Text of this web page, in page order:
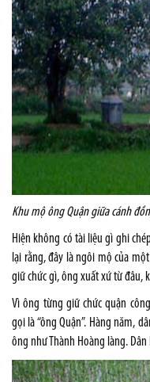
Khu mộ ông Quận giữa cánh
Hiện không có tài liệu gì ghi
lại rằng, đây là ngôi mộ của
giữ chức gì, ông xuất xứ từ đâu,
Vì ông từng giữ chức quận
gọi là “ông Quận”. Hàng năm,
ông như Thành Hoàng làng.